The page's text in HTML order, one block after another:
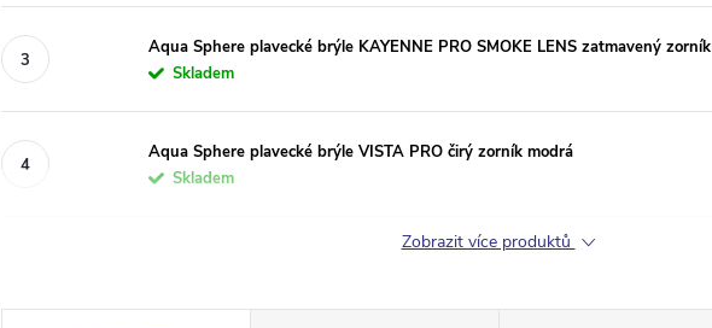
Aqua Sphere plavecké brýle KAYENNE PRO SMOKE LENS zatmavený zorník
Skladem
Aqua Sphere plavecké brýle VISTA PRO čirý zorník modrá
Skladem
Zobrazit více produktů